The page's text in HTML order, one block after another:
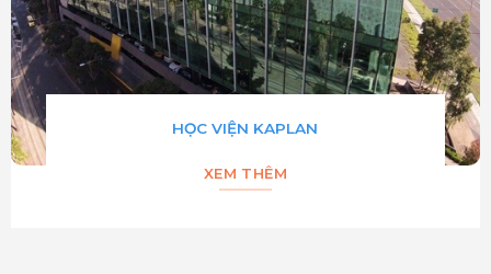
HỌC VIỆN KAPLAN
XEM THÊM